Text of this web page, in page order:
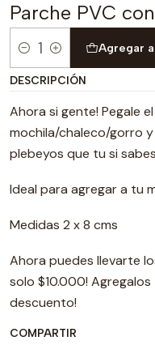
Parche PVC
Cantidad
Agregar
DESCRIPCIÓN
Ahora si gente! Pegale
mochila/chaleco/gorro
plebeyos que tu si
Ideal para agregar a tu
Medidas 2 x 8 cms
Ahora puedes llevarte
solo $10.000!
descuento!
COMPARTIR